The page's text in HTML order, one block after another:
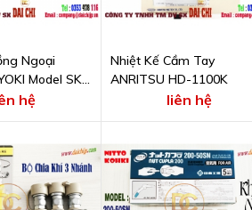
Ngoại
Model SK-
hệ
Nhiệt Kế Cầm Tay
ANRITSU HD-1100K
liên hệ